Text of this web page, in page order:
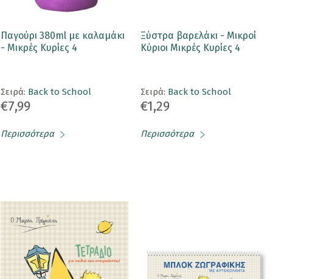
Παγούρι 380ml με καλαμάκι
- Μικρές Κυρίες 4
Σειρά: Back to School
€7,99
Περισσότερα
Ξύστρα βαρελάκι - Μικροί
Κύριοι Μικρές Κυρίες 4
Σειρά: Back to School
€1,29
Περισσότερα